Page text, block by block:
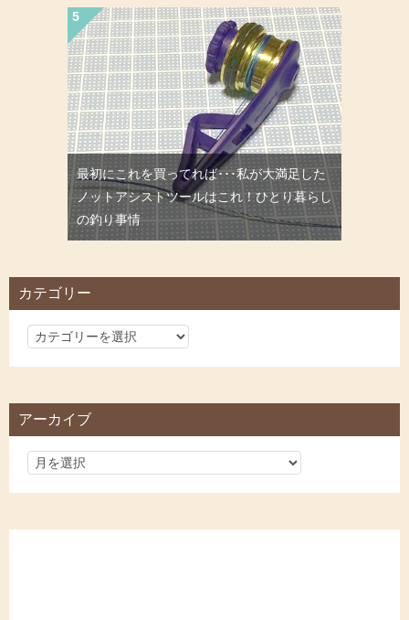
最初にこれを買ってれば･･･私が大満足した
ノットアシストツールはこれ！ひとり暮らし
の釣り事情
カテゴリー
カ
リ
アーカイブ